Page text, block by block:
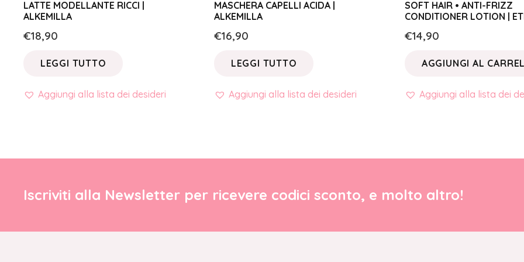
LATTE MODELLANTE RICCI |
ALKEMILLA
€18,90
LEGGI TUTTO
Aggiungi alla lista dei desideri
MASCHERA CAPELLI ACIDA |
ALKEMILLA
€16,90
LEGGI TUTTO
Aggiungi alla lista dei desideri
SOFT HAIR • ANTI-FRIZZ
CONDITIONER LOTION |
€14,90
AGGIUNGI AL
Aggiungi alla lista dei
Iscriviti alla Newsletter per ricevere codici sconto, e molto altro!